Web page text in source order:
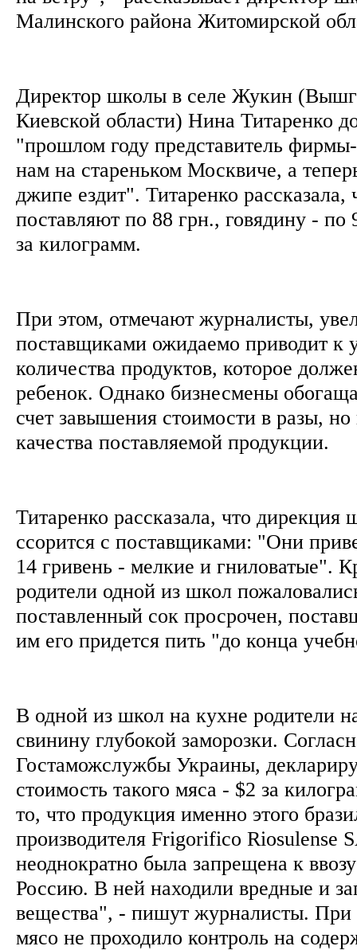
Малинского района Житомирской
Директор школы в селе Жукин
Киевской области) Нина Титаренко
"прошлом году представитель
нам на стареньком Москвиче, а
джипе ездит". Титаренко
поставляют по 88 грн., говядину -
за килограмм.
При этом, отмечают журналисты,
поставщиками ожидаемо приводит
количества продуктов, которое
ребенок. Однако бизнесмены
счет завышения стоимости в разы, но
качества поставляемой продукции.
Титаренко рассказала, что
ссорится с поставщиками: "Они
14 гривень - мелкие и гниловатые".
родители одной из школ
поставленный сок просрочен,
им его придется пить "до конца
В одной из школ на кухне родители
свинину глубокой заморозки.
Гостаможслужбы Украины,
стоимость такого мяса - $2 за
то, что продукция именно этого
производителя Frigorifico Riosulense
неоднократно была запрещена к
Россию. В ней находили вредные и
вещества", - пишут журналисты. При
мясо не проходило контроль на